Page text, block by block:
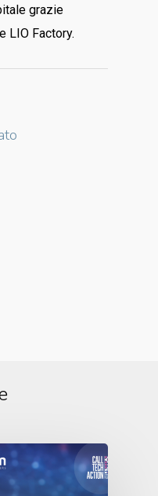
grazie
LIO Factory.